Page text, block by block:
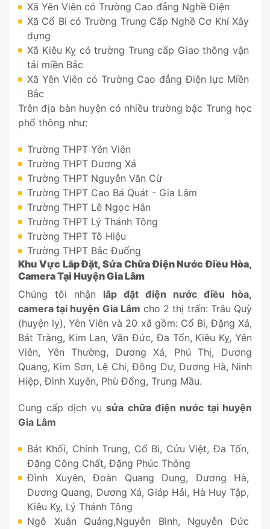
Xã Yên Viên có Trường Cao đẳng Nghề Điện
Xã Cổ Bi có Trường Trung Cấp Nghề Cơ Khí Xây
dựng
Xã Kiêu Kỵ có trường Trung cấp Giao thông vận
tải miền Bắc
Xã Yên Viên có Trường Cao đẳng Điện lực Miền
Bắc
Trên địa bàn huyện có nhiều trường bậc Trung học
phổ thông như:
Trường THPT Yên Viên
Trường THPT Dương Xá
Trường THPT Nguyễn Văn Cừ
Trường THPT Cao Bá Quát - Gia Lâm
Trường THPT Lê Ngọc Hân
Trường THPT Lý Thánh Tông
Trường THPT Tô Hiệu
Trường THPT Bắc Đuống
Khu Vực Lắp Đặt, Sửa Chữa Điện Nước Điều Hòa,
Camera Tại Huyện Gia Lâm
Chúng tôi nhận lắp đặt điện nước điều hòa,
camera tại huyện Gia Lâm cho 2 thị trấn: Trâu Quỳ
(huyện lỵ), Yên Viên và 20 xã gồm: Cổ Bi, Đặng Xá,
Bát Tràng, Kim Lan, Văn Đức, Đa Tốn, Kiêu Kỵ, Yên
Viên, Yên Thường, Dương Xá, Phú Thị, Dương
Quang, Kim Sơn, Lệ Chi, Đông Dư, Dương Hà, Ninh
Hiệp, Đình Xuyên, Phù Đổng, Trung Mầu.
Cung cấp dịch vụsửa chữa điện nước tại huyện
Gia Lâm
Bát Khối, Chính Trung, Cổ Bi, Cửu Việt, Đa Tốn,
Đặng Công Chất, Đặng Phúc Thông
Đình Xuyên, Đoàn Quang Dung, Dương Hà,
Dương Quang, Dương Xá, Giáp Hải, Hà Huy Tập,
Kiêu Kỵ, Lý Thánh Tông
Ngô Xuân Quảng,Nguyễn Bình, Nguyễn Đức